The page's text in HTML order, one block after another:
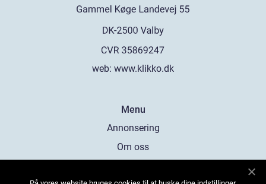
web: www.klikko.dk
Menu
Annonsering
Om oss